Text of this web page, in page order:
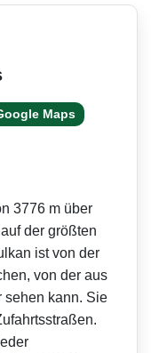
Maps
3776 m über
der größten
ist von der
von der aus
sehen kann. Sie